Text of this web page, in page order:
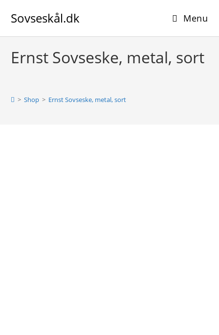
Sovseskål.dk Menu
Ernst Sovseske, metal, sort
> Shop > Ernst Sovseske, metal, sort